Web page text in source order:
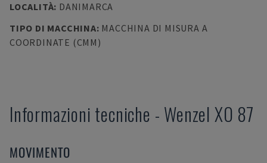
LOCALITÀ: DANIMARCA
TIPO DI MACCHINA: MACCHINA DI MISURA A
COORDINATE (CMM)
Informazioni tecniche - Wenzel XO 87
MOVIMENTO